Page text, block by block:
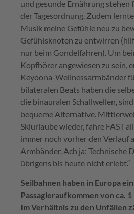
und gesunde Ernährung stehen
der Tagesordnung. Zudem
Musik meine Gefühle neu zu
Gefühlsknoten zu entwirren
nur beim Gondelfahren). Um
Kopfhörer angewiesen zu sein,
Keyoona-Wellnessarmbänder
bilateralen Beats haben die
die binauralen Schallwellen,
bequeme Alternative.
Skiurlaube wieder, fahre FAST
immer noch vorher den Verlauf
Armbänder. Ach ja: Technische
übrigens bis heute nicht erlebt.“
Seilbahnen haben in Europa
Passagieraufkommen von ca.
Im Verhältnis zu den Unfällen